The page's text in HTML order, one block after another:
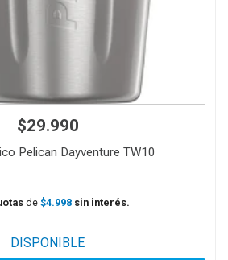
$29.990
Pelican Dayventure TW10
de $4.998 sin interés.
DISPONIBLE